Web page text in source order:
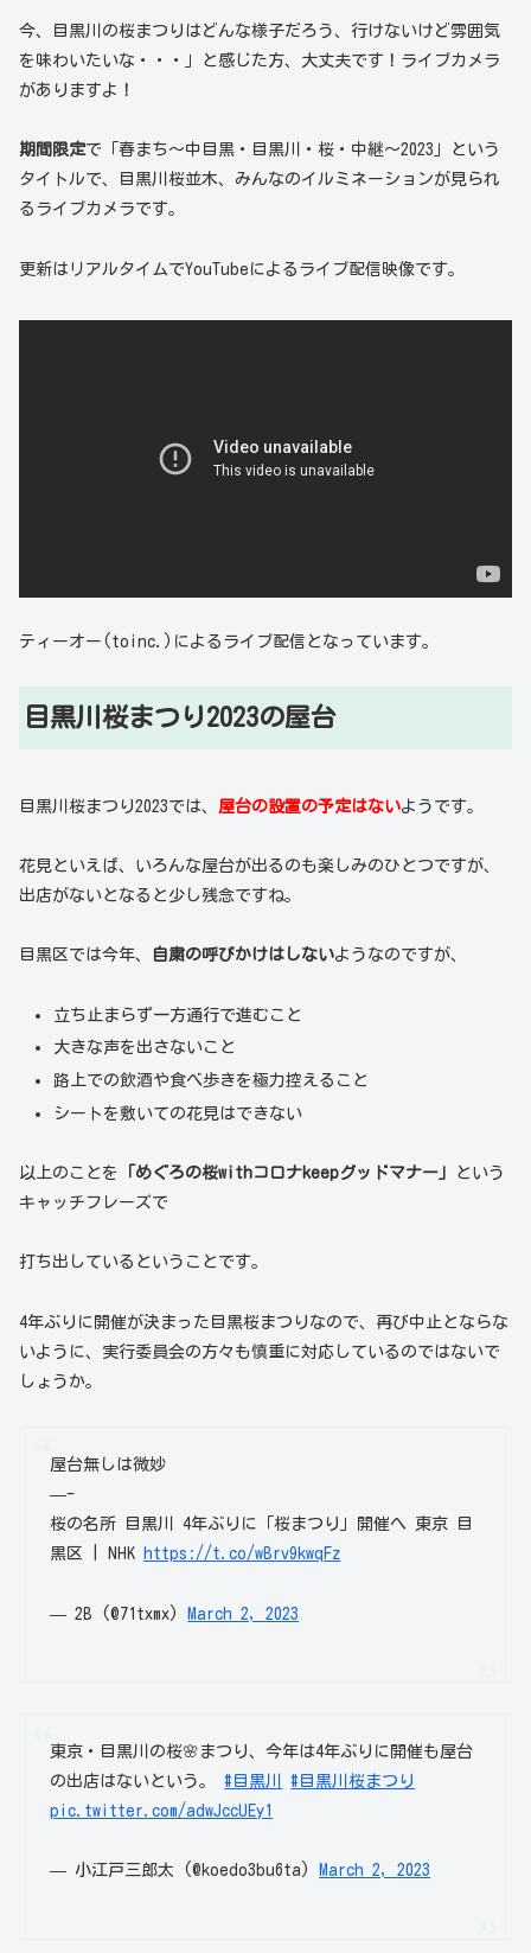
今、目黒川の桜まつりはどんな様子だろう、行けないけど雰囲気
を味わいたいな・・・」と感じた方、大丈夫です！ライブカメラ
がありますよ！
期間限定で「春まち～中目黒・目黒川・桜・中継～2023」という
タイトルで、目黒川桜並木、みんなのイルミネーションが見られ
るライブカメラです。
更新はリアルタイムでYouTubeによるライブ配信映像です。
ティーオー(toinc.)によるライブ配信となっています。
目黒川桜まつり2023の屋台
目黒川桜まつり2023では、 屋台の設置の予定はないようです。
花見といえば、いろんな屋台が出るのも楽しみのひとつですが、
出店がないとなると少し残念ですね。
目黒区では今年、 自粛の呼びかけはしないようなのですが、
立ち止まらず一方通行で進むこと
大きな声を出さないこと
路上での飲酒や食べ歩きを極力控えること
シートを敷いての花見はできない
以上のことを 「めぐろの桜withコロナkeepグッドマナー」
という
キャッチフレーズで
打ち出しているということです。
4年ぶりに開催が決まった目黒桜まつりなので、再び中止とならな
いように、実行委員会の方々も慎重に対応しているのではないで
しょうか。
屋台無しは微妙
—-
桜の名所 目黒川 4年ぶりに「桜まつり」開催へ 東京 目
黒区 | NHK
https://t.co/wBrv9kwqFz
— 2B (@71txmx)March 2, 2023
東京・目黒川の桜🌸まつり、今年は4年ぶりに開催も屋台
の出店はないという。#目黒川
#目黒川桜まつり
pic.twitter.com/adwJccUEy1
— 小江戸三郎太 (@koedo3bu6ta) March 2, 2023